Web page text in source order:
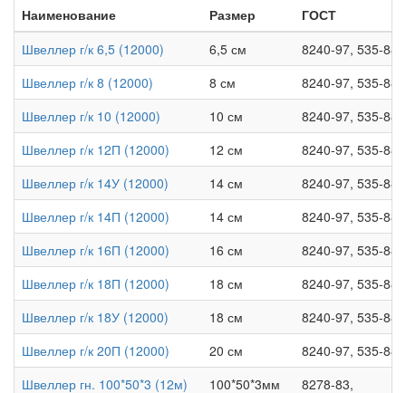
Наименование
Размер
ГОСТ
Швеллер г/к 6,5 (12000)
6,5 см
8240-97, 535-88,
Швеллер г/к 8 (12000)
8 см
8240-97, 535-88,
Швеллер г/к 10 (12000)
10 см
8240-97, 535-88,
Швеллер г/к 12П (12000)
12 см
8240-97, 535-88,
Швеллер г/к 14У (12000)
14 см
8240-97, 535-88,
Швеллер г/к 14П (12000)
14 см
8240-97, 535-88,
Швеллер г/к 16П (12000)
16 см
8240-97, 535-88,
Швеллер г/к 18П (12000)
18 см
8240-97, 535-88,
Швеллер г/к 18У (12000)
18 см
8240-97, 535-88,
Швеллер г/к 20П (12000)
20 см
8240-97, 535-88,
Швеллер гн. 100*50*3 (12м)
100*50*3мм
8278-83,